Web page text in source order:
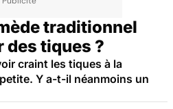
traditionnel
des tiques ?
craint les tiques à la
Y a-t-il néanmoins un